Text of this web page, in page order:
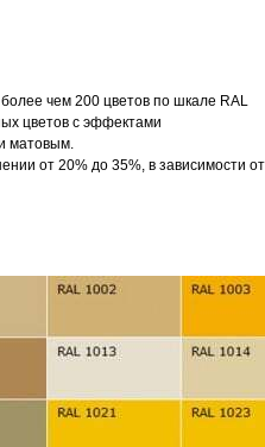
чем 200 цветов по шкале RAL
цветов с эффектами
матовым.
от 20% до 35%, в зависимости от